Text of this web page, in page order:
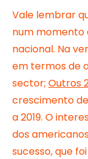
Vale lembrar
num momento
nacional. Na
em termos de
sector; Outros
crescimento
a 2019. O
dos
sucesso, que